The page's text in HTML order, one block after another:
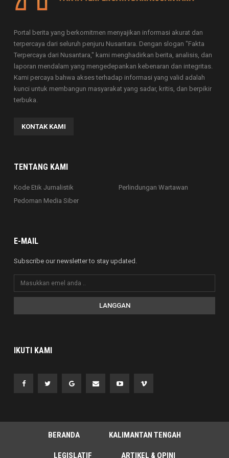
Portal berita yang berkomitmen menyajikan informasi akurat dan
terpercaya dari seluruh penjuru Nusantara. Dengan slogan "Fakta
Terpercaya dari Nusantara," kami menghadirkan berita, analisis, dan
laporan mendalam yang mengedepankan kebenaran dan integritas.
Kami percaya bahwa akses terhadap informasi yang valid adalah
kunci untuk membangun masyarakat yang sadar, kritis, dan berpikir
terbuka.
KONTAK KAMI
TENTANG KAMI
Kode Etik Jurnalistik
Pedoman Media Siber
Perlindungan Wartawan
E-MAIL
Subscribe our newsletter to stay updated.
LANGGAN
IKUTI KAMI
BERANDA KALIMANTAN TENGAH
LEGISLATIF ARTIKEL & OPINI